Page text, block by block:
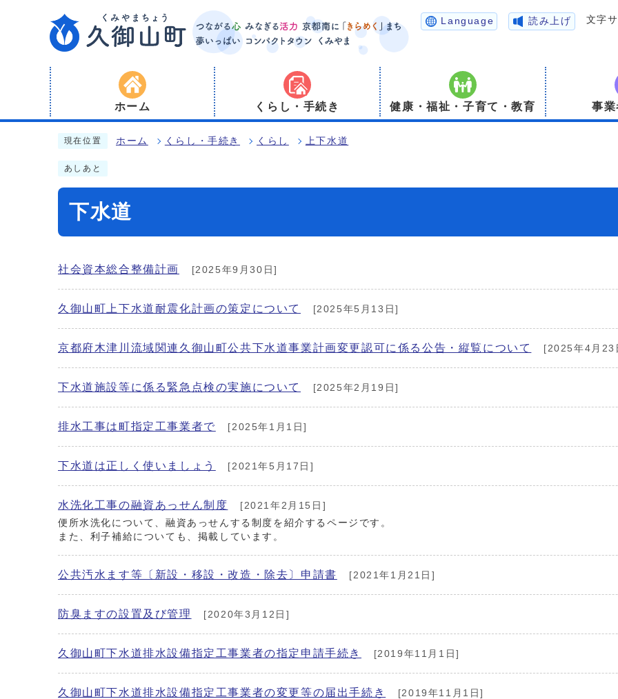
Language 読み上げ 文字
ホーム くらし・手続き 健康・福祉・子育て・教育 事
現在位置 ホーム くらし・手続き くらし 上下水道
あしあと
下水道
社会資本総合整備計画 [2025年9月30日]
久御山町上下水道耐震化計画の策定について [2025年5月13日]
京都府木津川流域関連久御山町公共下水道事業計画変更認可に係る公告・縦覧について [2025年4月23
下水道施設等に係る緊急点検の実施について [2025年2月19日]
排水工事は町指定工事業者で [2025年1月1日]
下水道は正しく使いましょう [2021年5月17日]
水洗化工事の融資あっせん制度
[2021年2月15日]
便所水洗化について、融資あっせんする制度を紹介するページです。
また、利子補給についても、掲載しています。
公共汚水ます等〔新設・移設・改造・除去〕申請書 [2021年1月21日]
防臭ますの設置及び管理 [2020年3月12日]
久御山町下水道排水設備指定工事業者の指定申請手続き [2019年11月1日]
久御山町下水道排水設備指定工事業者の変更等の届出手続き [2019年11月1日]